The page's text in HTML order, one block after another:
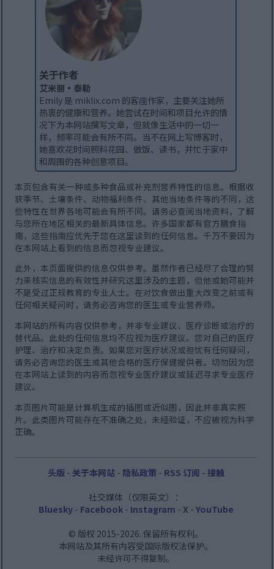
关于作者
艾米丽·泰勒
Emily 是 miklix.com 的客座作家，主要关注她所
热衷的健康和营养。她尝试在时间和项目允许的情
况下为本网站撰写文章，但就像生活中的一切一
样，频率可能会有所不同。当不在网上写博客时，
她喜欢花时间照料花园、做饭、读书，并忙于家中
和周围的各种创意项目。
本页包含有关一种或多种食品或补充剂营养特性的信息。根据收
获季节、土壤条件、动物福利条件、其他当地条件等的不同，这
些特性在世界各地可能会有所不同。请务必查阅当地资料，了解
与您所在地区相关的最新具体信息。许多国家都有官方膳食指
南，这些指南应优先于您在这里读到的任何信息。千万不要因为
在本网站上看到的信息而忽视专业建议。
此外，本页面提供的信息仅供参考。虽然作者已经尽了合理的努
力来核实信息的有效性并研究这里涉及的主题，但他或她可能并
不是受过正规教育的专业人士。在对饮食做出重大改变之前或有
任何相关疑问时，请务必咨询您的医生或专业营养师。
本网站的所有内容仅供参考，并非专业建议、医疗诊断或治疗的
替代品。此处的任何信息均不应视为医疗建议。您对自己的医疗
护理、治疗和决定负责。如果您对医疗状况或担忧有任何疑问，
请务必咨询您的医生或其他合格的医疗保健提供者。切勿因为您
在本网站上读到的内容而忽视专业医疗建议或延迟寻求专业医疗
建议。
本页图片可能是计算机生成的插图或近似图，因此并非真实照
片。此类图片可能存在不准确之处，未经验证，不应被视为科学
正确。
头版- 关于本网站- 隐私政策 - RSS 订阅 - 接触
社交媒体（仅限英文）：
Bluesky- Facebook- Instagram - X - YouTube
© 版权 2015-2026. 保留所有权利。
本网站及其所有内容受国际版权法保护。
未经许可不得复制。